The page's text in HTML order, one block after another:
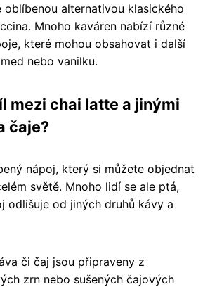
oblíbenou alternativou klasického
Mnoho kaváren nabízí různé
které mohou obsahovat i další
nebo vanilku.
mezi chai latte a jinými
čaje?
nápoj, který si můžete objednat
světě. Mnoho lidí se ale ptá,
odlišuje od jiných druhů kávy a
či čaj jsou připraveny z
zrn nebo sušených čajových